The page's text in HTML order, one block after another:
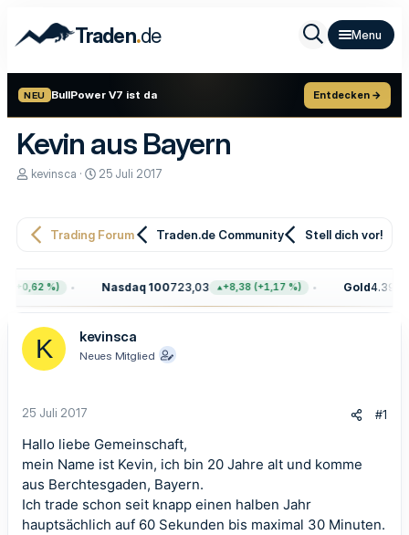
Traden.de
NEU BullPower V7 ist da Entdecken →
Kevin aus Bayern
E
e
r
kevinsca
E
e
a
m
25 Juli 2017
Trading Forum Traden.de Community Stell dich vor!
(+0,62 %) Nasdaq 100723,03 +8,38 (+1,17 %) Gold
K kevinsca
Neues Mitglied
25 Juli 2017 #1
Hallo liebe Gemeinschaft,
mein Name ist Kevin, ich bin 20 Jahre alt und komme
aus Berchtesgaden, Bayern.
Ich trade schon seit knapp einen halben Jahr
hauptsächlich auf 60 Sekunden bis maximal 30 Minuten.